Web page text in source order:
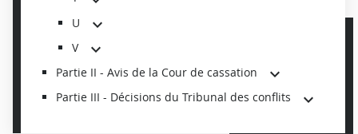
U
V
Partie II - Avis de la Cour de cassation
Partie III - Décisions du Tribunal des conflits